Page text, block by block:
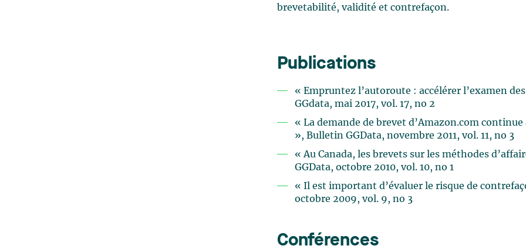
brevetabilité, validité et contrefaçon.
Publications
« Empruntez l’autoroute : accélérer l’examen
GGdata, mai 2017, vol. 17, no 2
« La demande de brevet d’Amazon.com
», Bulletin GGData, novembre 2011, vol. 11, no 3
« Au Canada, les brevets sur les méthodes
GGData, octobre 2010, vol. 10, no 1
« Il est important d’évaluer le risque de
octobre 2009, vol. 9, no 3
Conférences